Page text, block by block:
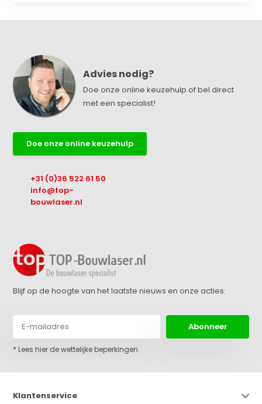
Advies nodig?
Doe onze online keuzehulp of bel direct
met een specialist!
Doe onze online keuzehulp
+31 (0)36 522 61 50
info@top-
bouwlaser.nl
Blijf op de hoogte van het laatste nieuws en onze acties:
Abonneer
* Lees hier de wettelijke beperkingen
Klantenservice